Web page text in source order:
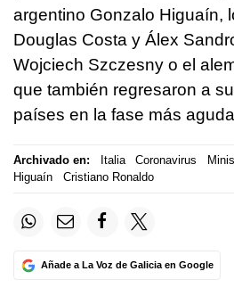
argentino Gonzalo Higuaín,
Douglas Costa y Álex
Wojciech Szczesny o el
que también regresaron a
países en la fase más
Archivado en: Italia Coronavirus
Higuaín
Cristiano Ronaldo
Añade a La Voz de Galicia en Google